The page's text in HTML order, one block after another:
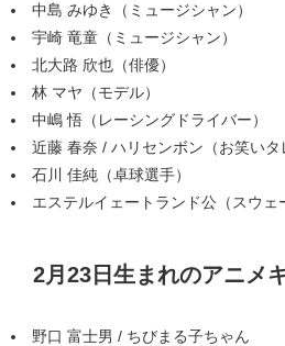
中島 みゆき（ミュージシャン）
宇崎 竜童（ミュージシャン）
北大路 欣也（俳優）
林 マヤ（モデル）
中嶋 悟（レーシングドライバー）
近藤 春奈 / ハリセンボン（お笑いタ
石川 佳純（卓球選手）
エステルイェートランド公（スウェ
2月23日生まれのアニメ
野口 富士男 / ちびまる子ちゃん